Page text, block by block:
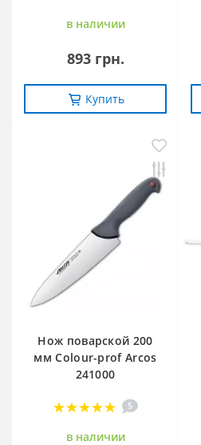
в наличии
893 грн.
Купить
Нож поварской 200
мм Сolour-prof Arcos
241000
5
в наличии